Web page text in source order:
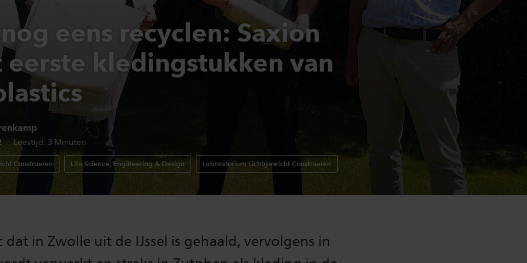
eens recyclen: Saxion
eerste kledingstukken van
Leestijd: 3 Minuten
Construeren Life Science, Engineering & Design Laboratorium Lichtgewicht Construeren
dat in Zwolle uit de IJssel is gehaald, vervolgens in